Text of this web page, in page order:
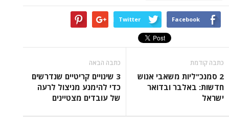
Facebook
Twitter
כתבה קודמת
2 סמנכ"ליות משאבי אנוש
חדשות: באלבר ובדואר
ישראל
כתבה הבאה
3 שינויים קריטיים שנדרשים
כדי להימנע מניצול לרעה
של עובדים מצטיינים